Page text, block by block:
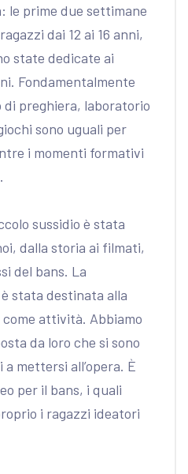
le prime due settimane
dai 12 ai 16 anni,
state dedicate ai
Fondamentalmente
preghiera, laboratorio
sono uguali per
i momenti formativi
sussidio è stata
dalla storia ai filmati,
del bans. La
stata destinata alla
attività. Abbiamo
da loro che si sono
mettersi all’opera. È
per il bans, i quali
i ragazzi ideatori